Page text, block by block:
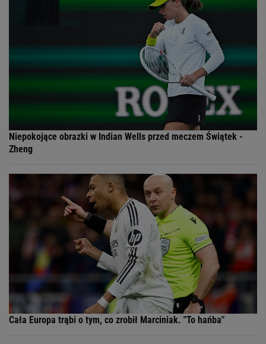
Niepokojące obrazki w Indian Wells przed meczem Świątek -
Zheng
Cała Europa trąbi o tym, co zrobił Marciniak. "To hańba"